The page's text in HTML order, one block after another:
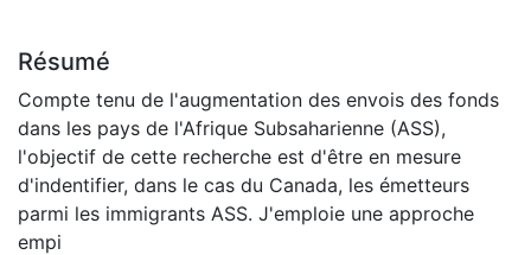
Résumé
Compte tenu de l'augmentation des envois des fonds
dans les pays de l'Afrique Subsaharienne (ASS),
l'objectif de cette recherche est d'être en mesure
d'indentifier, dans le cas du Canada, les émetteurs
parmi les immigrants ASS. J'emploie une approche
empi